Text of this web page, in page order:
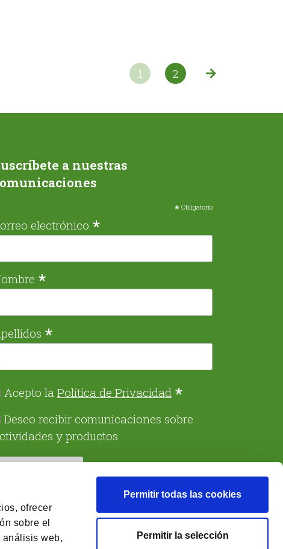
ofrecer
sobre el
análisis web,
Permitir todas las cookies
Permitir la selección
1 2
a nuestras
* Obligatorio
electrónico *
*
*
Acepto la Política de Privacidad *
Deseo recibir comunicaciones sobre
y productos